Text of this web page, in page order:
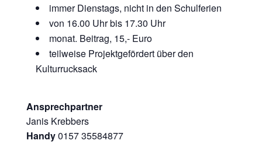
immer Dienstags, nicht in den Schulferien
von 16.00 Uhr bis 17.30 Uhr
monat. Beitrag, 15,- Euro
teilweise Projektgefördert über den
Kulturrucksack
Ansprechpartner
Janis Krebbers
Handy0157 35584877